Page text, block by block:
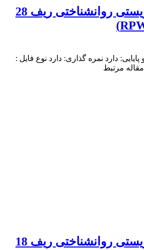
پرسشنامه بهزیستی روانشناختی ریف 28
28 روایی و پایایی: دارد نمره گذاری: دارد نوع فایل :
پرسشنامه بهزيستی روانشناختی ريف 18